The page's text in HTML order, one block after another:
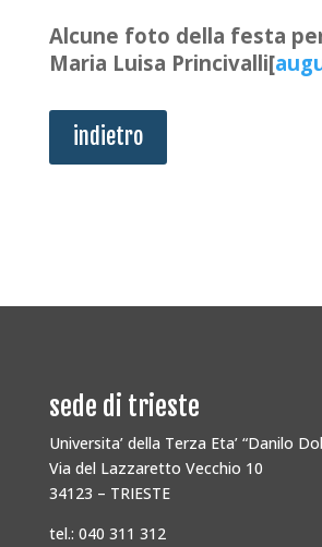
Alcune foto della festa
Maria Luisa Princivalli[
indietro
sede di trieste
Universita’ della Terza Eta’ “Danilo
Via del Lazzaretto Vecchio 10
34123 – TRIESTE
tel.: 040 311 312